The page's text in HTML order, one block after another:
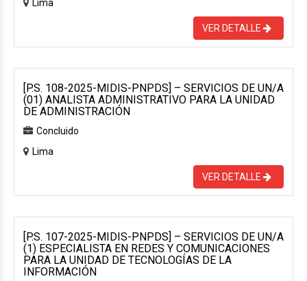
Lima
VER DETALLE
[P.S. 108-2025-MIDIS-PNPDS] – SERVICIOS DE UN/A
(01) ANALISTA ADMINISTRATIVO PARA LA UNIDAD
DE ADMINISTRACIÓN
Concluido
Lima
VER DETALLE
[P.S. 107-2025-MIDIS-PNPDS] – SERVICIOS DE UN/A
(1) ESPECIALISTA EN REDES Y COMUNICACIONES
PARA LA UNIDAD DE TECNOLOGÍAS DE LA
INFORMACIÓN